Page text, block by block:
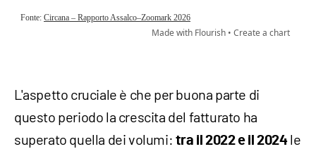
L'aspetto cruciale è che per buona parte di
questo periodo la crescita del fatturato ha
superato quella dei volumi: tra il 2022 e il 2024 le